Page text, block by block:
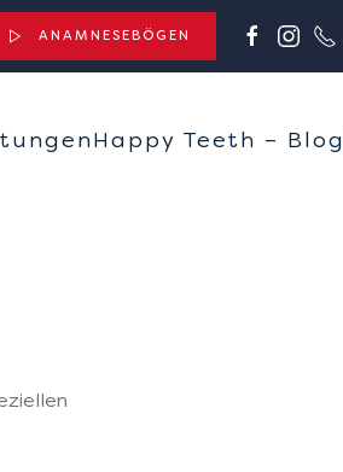
ANAMNESEBÖGEN
Happy Teeth – Blog